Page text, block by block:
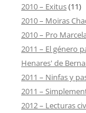
2010 – Exitus(11)
2010 – Moiras
2010 – Pro
2011 – El género
Henares' de
2011 – Ninfas y
2011 –
2012 – Lecturas